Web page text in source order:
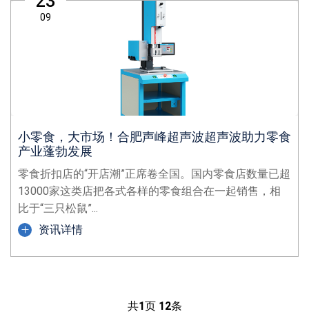
09
小零食，大市场！合肥声峰超声波超声波助力零食
产业蓬勃发展
零食折扣店的“开店潮”正席卷全国。国内零食店数量已超
13000家这类店把各式各样的零食组合在一起销售，相
比于“三只松鼠”...
资讯详情
共1页 12条